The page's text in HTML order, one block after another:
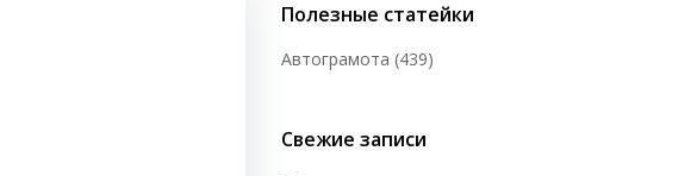
Полезные статейки
Автограмота (439)
Свежие записи